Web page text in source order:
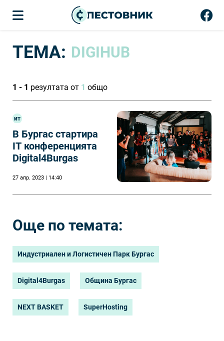
ТЕМА: DIGIHUB
1 - 1 резултата от 1 общо
ит
В Бургас стартира
IT конференцията
Digital4Burgas
27 апр. 2023 | 14:40
Още по темата:
Индустриален и Логистичен Парк Бургас
Digital4Burgas Община Бургас
NEXT BASKET SuperHosting